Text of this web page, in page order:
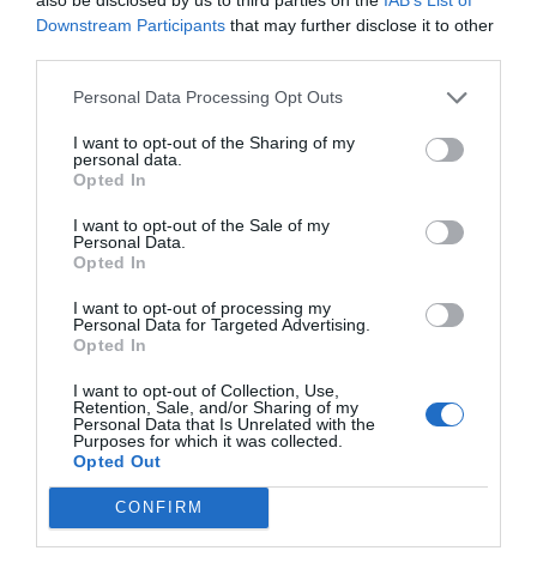
Downstream Participants that may further disclose it to other
Personal Data Processing Opt Outs
I want to opt-out of the Sharing of my
personal data.
Opted In
I want to opt-out of the Sale of my
Personal Data.
Opted In
I want to opt-out of processing my
Personal Data for Targeted Advertising.
Opted In
I want to opt-out of Collection, Use,
Retention, Sale, and/or Sharing of my
Personal Data that Is Unrelated with the
Purposes for which it was collected.
Opted Out
CONFIRM
Το Ιράν βρίσκεται ακριβώς σε αυτή τη στιγμή.
Και η άνοδος του νέου Ανώτατου Ηγέτη δεν θα κριθεί μόνο από
Θα κριθεί από το αν θα επιλέξει να οδηγήσει την περιοχή σε
έναν νέο κύκλο σύγκρουσης ή αν θα αναγνωρίσει ότι η
πραγματική ισχύς ενός κράτους δεν βρίσκεται στην εκδίκηση
ΠΡΟΗΓΟΎΜΕΝΗ ΑΝΆΡΤΗΣΗ
ΝΟΡΒΗΓΙΑ: ΤΟ ΜΕΓΑΛΥΤΕΡΟ ΚΟΙΤΑΣΜΑ ΣΠΑΝΙΩΝ ΓΑΙΩΝ ΤΗΣ
ΕΥΡΩΠΗΣ ΑΛΛΑΖΕΙ ΤΙΣ ΓΕΩΟΙΚΟΝΟΜΙΚΕΣ ΙΣΟΡΡΟΠΙΕΣ